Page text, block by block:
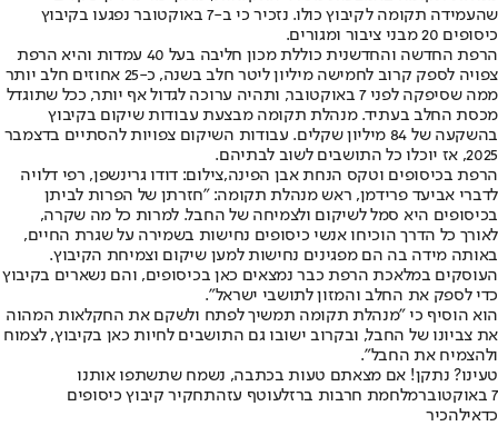
שהעמידה תקומה לקיבוץ כולו. נזכיר כי ב-7 באוקטובר נפגעו בקיבוץ
כיסופים 20 מבני ציבור ומגורים.
הרפת החדשה והחדשנית כוללת מכון חליבה בעל 40 עמדות והיא הרפת
צפויה לספק קרוב לחמישה מיליון ליטר חלב בשנה, כ-25 אחוזים חלב יותר
ממה שסיפקה לפני 7 באוקטובר, ותהיה ערוכה לגדול אף יותר, ככל שתוגדל
מכסת החלב בעתיד. מנהלת תקומה מבצעת עבודות שיקום בקיבוץ
בהשקעה של 84 מיליון שקלים. עבודות השיקום צפויות להסתיים בדצמבר
2025, אז יוכלו כל התושבים לשוב לבתיהם.
הרפת בכיסופים וטקס הנחת אבן הפינה,צילום: דודו גרינשפן, רפי דלויה
לדברי אביעד פרידמן, ראש מנהלת תקומה: "חזרתן של הפרות לביתן
בכיסופים היא סמל לשיקום ולצמיחה של החבל. למרות כל מה שקרה,
לאורך כל הדרך הוכיחו אנשי כיסופים נחישות בשמירה על שגרת החיים,
באותה מידה בה הם מפגינים נחישות למען שיקום וצמיחת הקיבוץ.
העוסקים במלאכת הרפת כבר נמצאים כאן בכיסופים, והם נשארים בקיבוץ
כדי לספק את החלב והמזון לתושבי ישראל".
הוא הוסיף כי "מנהלת תקומה תמשיך לפתח ולשקם את החקלאות המהוה
את צביונו של החבל, ובקרוב ישובו גם התושבים לחיות כאן בקיבוץ, לצמוח
ולהצמיח את החבל".
טעינו? נתקן! אם מצאתם טעות בכתבה, נשמח שתשתפו אותנו
7 באוקטובר
מלחמת חרבות ברזלעוטף עזהתחקיר קיבוץ כיסופים
כדאילהכיר